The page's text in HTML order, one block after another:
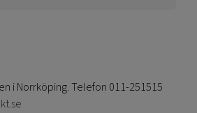
i Norrköping. Telefon 011-251515